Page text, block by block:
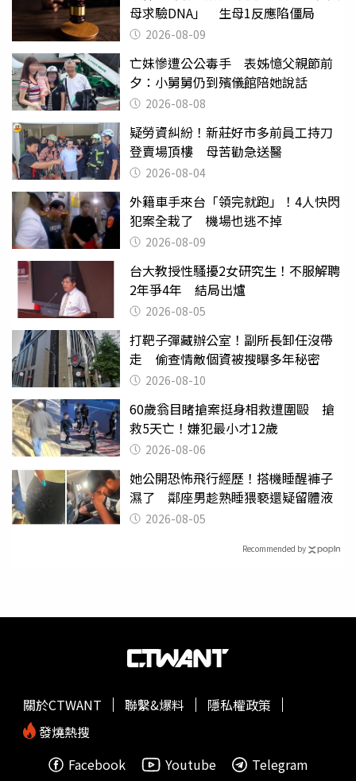
母求驗DNA」 生母1反應陷僵局
2026-08-09
亡妹慘遭公公毒手 表姊憶父親節前
夕：小舅舅仍到殯儀館陪她說話
2026-08-08
疑勞資糾紛！新莊好市多前員工持刀
登賣場頂樓 母苦勸急送醫
2026-08-04
外籍車手來台「領完就跑」！4人快閃
犯案全栽了 機場也逃不掉
2026-08-09
台大教授性騷擾2女研究生！不服解聘
2年爭4年 結局出爐
2026-08-05
打靶子彈藏辦公室！副所長卸任沒帶
走 偷查情敵個資被搜曝多年秘密
2026-08-10
60歲翁目睹搶案挺身相救遭圍毆 搶
救5天亡！嫌犯最小才12歲
2026-08-06
她公開恐怖飛行經歷！搭機睡醒褲子
濕了 鄰座男趁熟睡猥褻還疑留體液
2026-08-05
Recommended by
關於CTWANT 聯繫&爆料
隱私權政策
發燒熱搜
Facebook
Youtube Telegram